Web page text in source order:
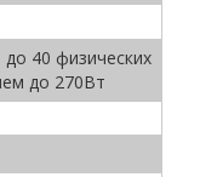
до 40 физических
до 270Вт